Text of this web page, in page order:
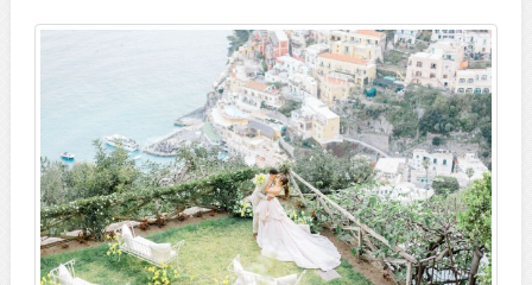
آخری
جاذبه‌های
گردشگری